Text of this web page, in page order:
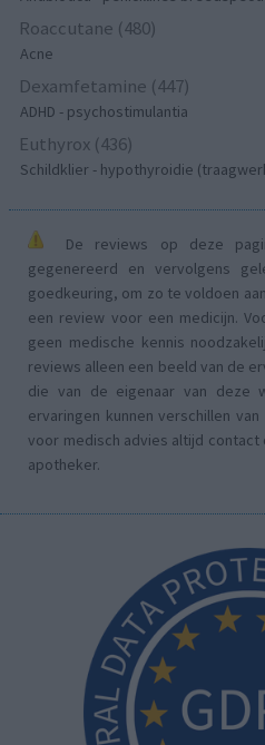
Roaccutane (480)
Acne
Dexamfetamine (447)
ADHD - psychostimulantia
Euthyrox (436)
Schildklier - hypothyroidie
De reviews op deze
gegenereerd en vervolgens
goedkeuring, om zo te voldoen
een review voor een medicijn.
geen medische kennis
reviews alleen een beeld van de
die van de eigenaar van deze
ervaringen kunnen verschillen
voor medisch advies altijd
apotheker.